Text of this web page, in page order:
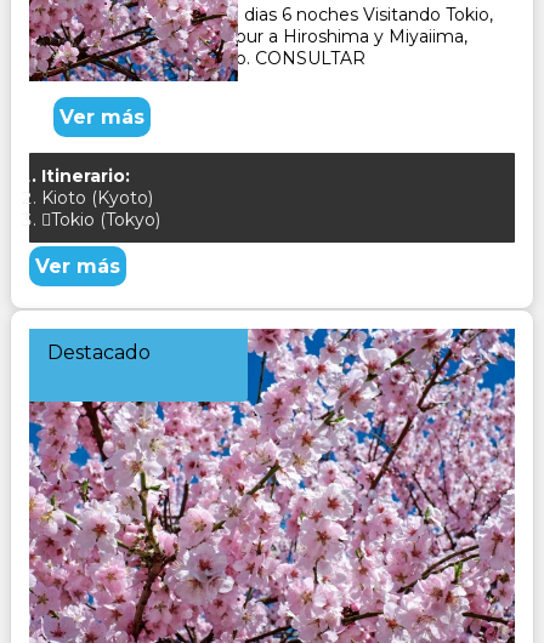
Paquete Turistico de 7 dias 6 noches Visitando Tokio,
Hakone, Kioto , Nara, tour a Hiroshima y Miyaiima,
Templo Sanjusangendo. CONSULTAR
Ver más
Itinerario:
Kioto (Kyoto)
Tokio (Tokyo)
Ver más
Destacado